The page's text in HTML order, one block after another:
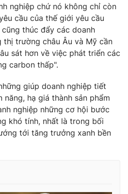
hình Việt Nam
VTV
và báo điện tử số 483/GP-BTTTT
nghiệp chứ nó không chỉ còn
cầu của thế giới yêu cầu
thúc đẩy các doanh
thị trường châu Âu và Mỹ cần
sát hơn về việc phát triển các
carbon thấp".
giúp doanh nghiệp tiết
hạ giá thành sản phẩm
nghiệp những cơ hội bước
khó tính, nhất là trong bối
tới tăng trưởng xanh bền